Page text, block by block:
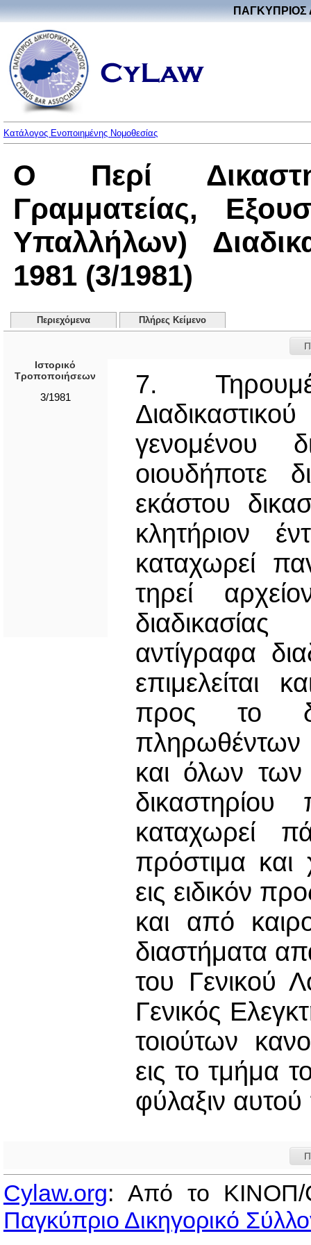
ΠΑΓΚΥΠΡΙΟΣ
Κατάλογος Ενοποιημένης Νομοθεσίας
Ο Περί
Γραμματείας,
Υπαλλήλων)
1981 (3/1981)
Περιεχόμενα Πλήρες Κείμενο
Ιστορικό
Τροποποιήσεων
3/1981
7.
γενομένου
οιουδήποτε
εκάστου
κλητήριον
καταχωρεί
τηρεί
αντίγραφα
επιμελείται
προς το
και όλων των
καταχωρεί
πρόστιμα
εις ειδικόν
και από
διαστήματα
του Γενικού
Γενικός
τοιούτων
εις το τμήμα
φύλαξιν
Cylaw.org: Από το
Παγκύπριο Δικηγορικό